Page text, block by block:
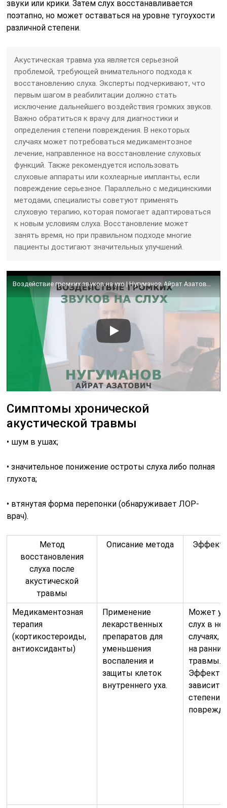
звуки или крики. Затем слух восстанавливается
поэтапно, но может оставаться на уровне тугоухости
различной степени.
Акустическая травма уха является серьезной
проблемой, требующей внимательного подхода к
восстановлению слуха. Эксперты подчеркивают, что
первым шагом в реабилитации должно стать
исключение дальнейшего воздействия громких звуков.
Важно обратиться к врачу для диагностики и
определения степени повреждения. В некоторых
случаях может потребоваться медикаментозное
лечение, направленное на восстановление слуховых
функций. Также рекомендуется использовать
слуховые аппараты или кохлеарные импланты, если
повреждение серьезное. Параллельно с медицинскими
методами, специалисты советуют применять
слуховую терапию, которая помогает адаптироваться
к новым условиям слуха. Восстановление может
занять время, но при правильном подходе многие
пациенты достигают значительных улучшений.
Воздействие громких звуков на ухо | Нугуманов Айрат Азатович | Сурдолог Корл Казань
Симптомы хронической
акустической травмы
• шум в ушах;
• значительное понижение остроты слуха либо полная
глухота;
• втянутая форма перепонки (обнаруживает ЛОР-
врач).
Метод
восстановления
слуха после
акустической
травмы
Описание метода
Медикаментозная
терапия
(кортикостероиды,
антиоксиданты)
Применение
лекарственных
препаратов для
уменьшения
воспаления и
защиты клеток
внутреннего уха.
Может
слух в
случаях,
на
травмы.
зависит
степени